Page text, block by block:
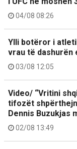
04/08 08:26
Ylli botëror i
vrau të dashurën
03/08 12:05
Video/ “Vritini
tifozët
Dennis Buzukjas
02/08 13:49